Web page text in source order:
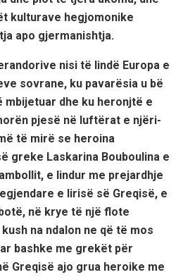
kulturave hegjomonike
apo gjermanishtja.
nisi të lindë Europa e
sovrane, ku pavarësia u bë
mbijetuar dhe ku heronjtë e
pjesë në luftërat e njëri-
të mirë se heroina
greke Laskarina Bouboulina e
e lindur me prejardhje
e lirisë së Greqisë, e
në krye të një flote
na ndalon ne që të mos
bashke me grekët për
Greqisë ajo grua heroike me